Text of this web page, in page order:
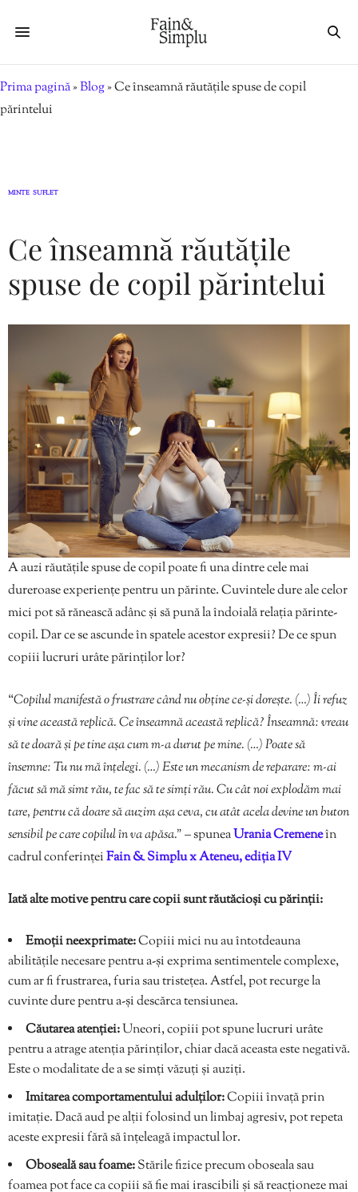
Prima pagină»Blog»Ce înseamnă răutățile spuse de copil
părintelui
MINTE SUFLET
Ce înseamnă răutățile
spuse de copil părintelui
A auzi răutățile spuse de copil poate fi una dintre cele mai
dureroase experiențe pentru un părinte. Cuvintele dure ale celor
mici pot să rănească adânc și să pună la îndoială relația părinte-
copil. Dar ce se ascunde în spatele acestor expresii? De ce spun
copiii lucruri urâte părinților lor?
“Copilul manifestă o frustrare când nu obține ce-și dorește. (…) Îi refuz
și vine această replică. Ce înseamnă această replică? Înseamnă: vreau
să te doară și pe tine așa cum m-a durut pe mine. (…) Poate să
însemne: Tu nu mă înțelegi. (…) Este un mecanism de reparare: m-ai
făcut să mă simt rău, te fac să te simți rău. Cu cât noi explodăm mai
tare, pentru că doare să auzim așa ceva, cu atât acela devine un buton
sensibil pe care copilul în va apăsa.”– spuneaUrania Cremeneîn
cadrul conferințeiFain & Simplu x Ateneu, ediția IV
Iată alte motive pentru care copii sunt răutăcioși cu părinții:
Emoții neexprimate:Copiii mici nu au întotdeauna
abilitățile necesare pentru a-și exprima sentimentele complexe,
cum ar fi frustrarea, furia sau tristețea. Astfel, pot recurge la
cuvinte dure pentru a-și descărca tensiunea.
Căutarea atenției:Uneori, copiii pot spune lucruri urâte
pentru a atrage atenția părinților, chiar dacă aceasta este negativă.
Este o modalitate de a se simți văzuți și auziți.
Imitarea comportamentului adulților:Copiii învață prin
imitație. Dacă aud pe alții folosind un limbaj agresiv, pot repeta
aceste expresii fără să înțeleagă impactul lor.
Oboseală sau foame:Stările fizice precum oboseala sau
foamea pot face ca copiii să fie mai irascibili și să reacționeze mai